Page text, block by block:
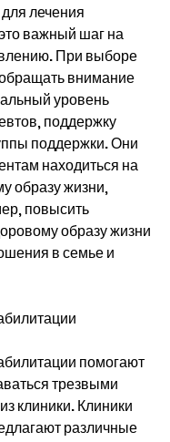
лечения
важный шаг на
При выборе
внимание
уровень
поддержку
поддержки. Они
находиться на
образу жизни,
повысить
образу жизни
в семье и
помогают
трезвыми
клиники. Клиники
различные